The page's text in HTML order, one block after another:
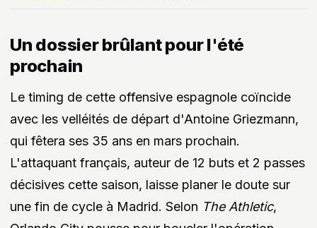
Un dossier brûlant pour l'été
prochain
Le timing de cette offensive espagnole coïncide
avec les velléités de départ d'Antoine Griezmann,
qui fêtera ses 35 ans en mars prochain.
L'attaquant français, auteur de 12 buts et 2 passes
décisives cette saison, laisse planer le doute sur
une fin de cycle à Madrid. Selon The Athletic,